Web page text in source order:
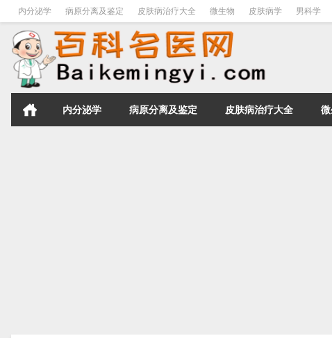
内分泌学 病原分离及鉴定 皮肤病治疗大全 微生物 皮肤病学 男科学
内分泌学 病原分离及鉴定 皮肤病治疗大全